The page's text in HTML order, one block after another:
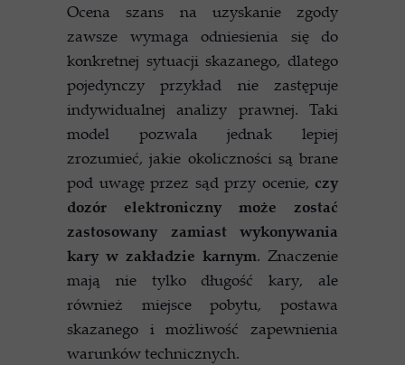
Ocena szans na uzyskanie zgody
zawsze wymaga odniesienia się do
konkretnej sytuacji skazanego, dlatego
pojedynczy przykład nie zastępuje
indywidualnej analizy prawnej. Taki
model pozwala jednak lepiej
zrozumieć, jakie okoliczności są brane
pod uwagę przez sąd przy ocenie, czy
dozór elektroniczny może zostać
zastosowany zamiast wykonywania
kary w zakładzie karnym. Znaczenie
mają nie tylko długość kary, ale
również miejsce pobytu, postawa
skazanego i możliwość zapewnienia
warunków technicznych.